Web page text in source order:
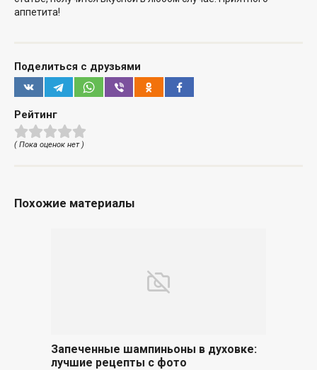
аппетита!
Поделиться с друзьями
Рейтинг
( Пока оценок нет )
Похожие материалы
Запеченные шампиньоны в духовке:
лучшие рецепты с фото